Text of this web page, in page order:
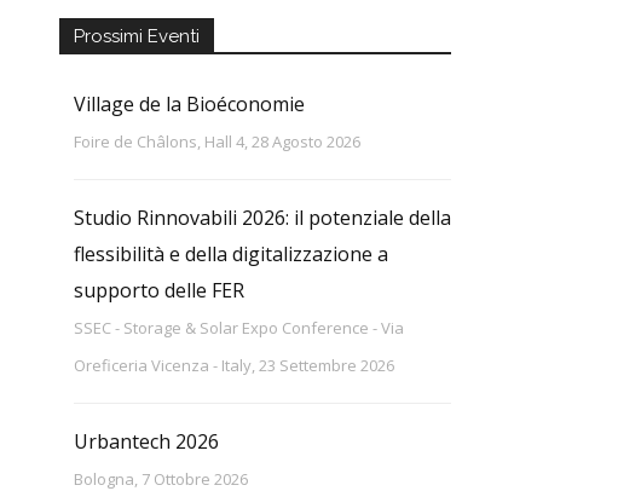
Prossimi Eventi
Village de la Bioéconomie
Foire de Châlons, Hall 4, 28 Agosto 2026
Studio Rinnovabili 2026: il potenziale della
flessibilità e della digitalizzazione a
supporto delle FER
SSEC - Storage & Solar Expo Conference - Via
Oreficeria Vicenza - Italy, 23 Settembre 2026
Urbantech 2026
Bologna, 7 Ottobre 2026